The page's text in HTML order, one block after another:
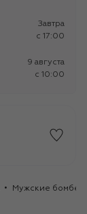
Завтра
c 17:00
9 августа
c 10:00
Мужские